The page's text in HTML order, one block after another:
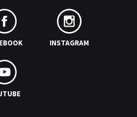
INSTAGRAM